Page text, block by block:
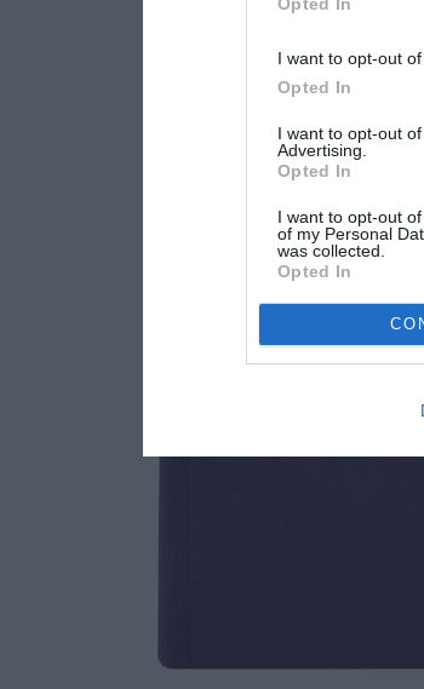
I want to opt-out
Opted In
I want to opt-out
Advertising.
Opted In
I want to opt-out
of my Personal
was collected.
Opted In